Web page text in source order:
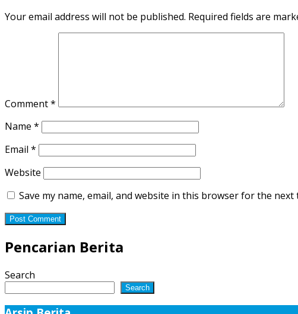
Your email address will not be published. Required fields are
Comment*
Name *
Email *
Website
Save my name, email, and website in this browser for the next
Pencarian Berita
Search
Search